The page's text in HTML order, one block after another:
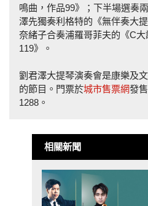
鳴曲，作品99》；下半場選奏
澤先獨奏利格特的《無伴奏大
奈緒子合奏浦羅哥菲夫的《C
119》。
劉君澤大提琴演奏會是康樂及
的節目。門票於城市售票網發
1288。
相關新聞